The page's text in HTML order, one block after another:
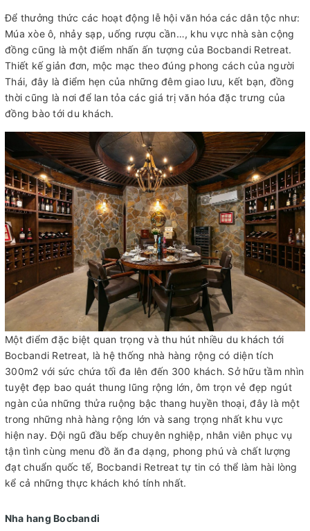
Để thưởng thức các hoạt động lễ hội văn hóa các dân tộc như:
Múa xòe ô, nhảy sạp, uống rượu cần…, khu vực nhà sàn cộng
đồng cũng là một điểm nhấn ấn tượng của Bocbandi Retreat.
Thiết kế giản đơn, mộc mạc theo đúng phong cách của người
Thái, đây là điểm hẹn của những đêm giao lưu, kết bạn, đồng
thời cũng là nơi để lan tỏa các giá trị văn hóa đặc trưng của
đồng bào tới du khách.
Một điểm đặc biệt quan trọng và thu hút nhiều du khách tới
Bocbandi Retreat, là hệ thống nhà hàng rộng có diện tích
300m2 với sức chứa tối đa lên đến 300 khách. Sở hữu tầm nhìn
tuyệt đẹp bao quát thung lũng rộng lớn, ôm trọn vẻ đẹp ngút
ngàn của những thửa ruộng bậc thang huyền thoại, đây là một
trong những nhà hàng rộng lớn và sang trọng nhất khu vực
hiện nay. Đội ngũ đầu bếp chuyên nghiệp, nhân viên phục vụ
tận tình cùng menu đồ ăn đa dạng, phong phú và chất lượng
đạt chuẩn quốc tế, Bocbandi Retreat tự tin có thể làm hài lòng
kể cả những thực khách khó tính nhất.
Nha hang Bocbandi